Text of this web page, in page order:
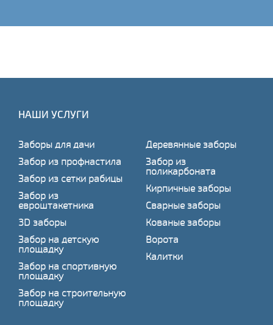
НАШИ УСЛУГИ
Заборы для дачи
Забор из профнастила
Забор из сетки рабицы
Забор из
евроштакетника
3D заборы
Забор на детскую
площадку
Забор на спортивную
площадку
Забор на строительную
площадку
Деревянные заборы
Забор из
поликарбоната
Кирпичные заборы
Сварные заборы
Кованые заборы
Ворота
Калитки